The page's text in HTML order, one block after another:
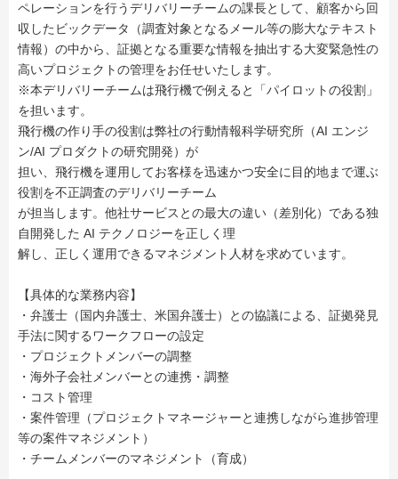
ペレーションを行うデリバリーチームの課長として、顧客から回
収したビックデータ（調査対象となるメール等の膨大なテキスト
情報）の中から、証拠となる重要な情報を抽出する大変緊急性の
高いプロジェクトの管理をお任せいたします。
※本デリバリーチームは飛行機で例えると「パイロットの役割」
を担います。
飛行機の作り手の役割は弊社の行動情報科学研究所（AI エンジ
ン/AI プロダクトの研究開発）が
担い、飛行機を運用してお客様を迅速かつ安全に目的地まで運ぶ
役割を不正調査のデリバリーチーム
が担当します。他社サービスとの最大の違い（差別化）である独
自開発した AI テクノロジーを正しく理
解し、正しく運用できるマネジメント人材を求めています。
【具体的な業務内容】
・弁護士（国内弁護士、米国弁護士）との協議による、証拠発見
手法に関するワークフローの設定
・プロジェクトメンバーの調整
・海外子会社メンバーとの連携・調整
・コスト管理
・案件管理（プロジェクトマネージャーと連携しながら進捗管理
等の案件マネジメント）
・チームメンバーのマネジメント（育成）